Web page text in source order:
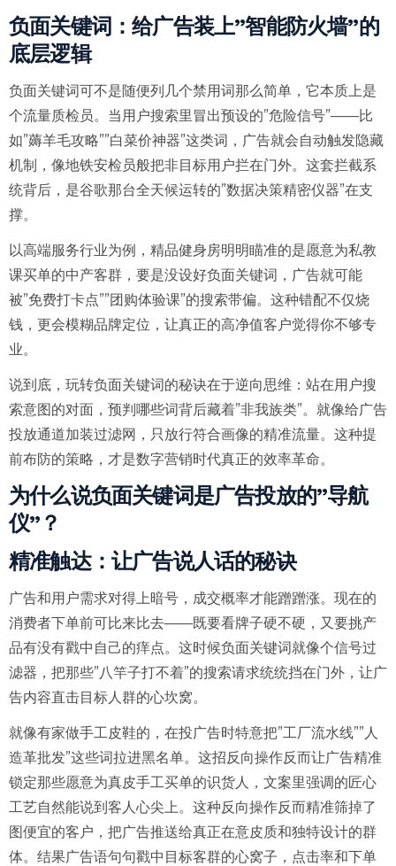
负面关键词：给广告装上”智能防火墙”的
底层逻辑
负面关键词可不是随便列几个禁用词那么简单，它本质上是
个流量质检员。当用户搜索里冒出预设的”危险信号”——比
如”薅羊毛攻略””白菜价神器”这类词，广告就会自动触发隐藏
机制，像地铁安检员般把非目标用户拦在门外。这套拦截系
统背后，是谷歌那台全天候运转的”数据决策精密仪器”在支
撑。
以高端服务行业为例，精品健身房明明瞄准的是愿意为私教
课买单的中产客群，要是没设好负面关键词，广告就可能
被”免费打卡点””团购体验课”的搜索带偏。这种错配不仅烧
钱，更会模糊品牌定位，让真正的高净值客户觉得你不够专
业。
说到底，玩转负面关键词的秘诀在于逆向思维：站在用户搜
索意图的对面，预判哪些词背后藏着”非我族类”。就像给广告
投放通道加装过滤网，只放行符合画像的精准流量。这种提
前布防的策略，才是数字营销时代真正的效率革命。
为什么说负面关键词是广告投放的”导航
仪”？
精准触达：让广告说人话的秘诀
广告和用户需求对得上暗号，成交概率才能蹭蹭涨。现在的
消费者下单前可比来比去——既要看牌子硬不硬，又要挑产
品有没有戳中自己的痒点。这时候负面关键词就像个信号过
滤器，把那些”八竿子打不着”的搜索请求统统挡在门外，让广
告内容直击目标人群的心坎窝。
就像有家做手工皮鞋的，在投广告时特意把”工厂流水线””人
造革批发”这些词拉进黑名单。这招反向操作反而让广告精准
锁定那些愿意为真皮手工买单的识货人，文案里强调的匠心
工艺自然能说到客人心尖上。这种反向操作反而精准筛掉了
图便宜的客户，把广告推送给真正在意皮质和独特设计的群
体。结果广告语句句戳中目标客群的心窝子，点击率和下单